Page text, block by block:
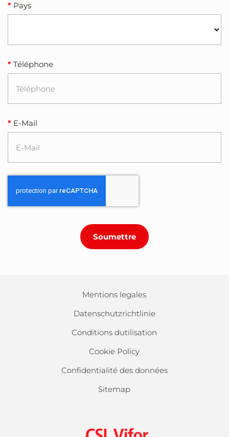
Pays
Téléphone
E-Mail
Mentions legales
Datenschutzrichtlinie
Conditions dutilisation
Cookie Policy
Confidentialité des données
Sitemap